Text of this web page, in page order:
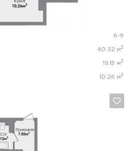
6-9
40.32 м 2
19.15 м 2
10.26 м 2
Да, удалить Отмена